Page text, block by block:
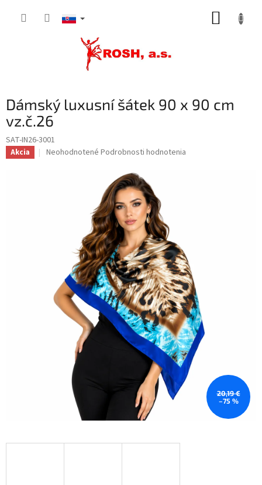
Dámský luxusní šátek 90 x 90 cm
vz.č.26
SAT-IN26-3001
Akcia
Priemerné
Neohodnotené Podrobnosti hodnotenia
20,19 €
–75 %